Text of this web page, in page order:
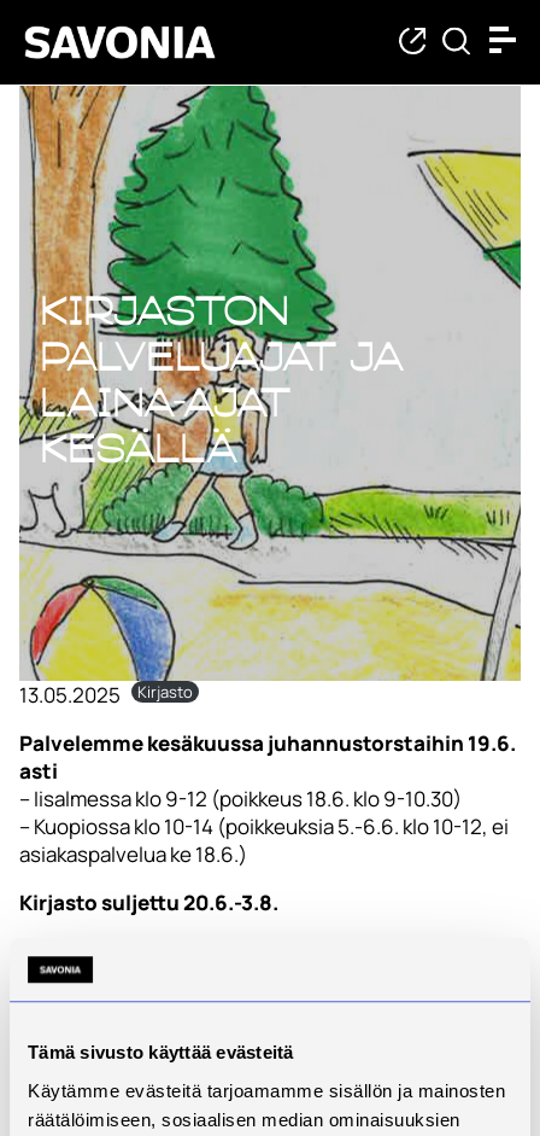
Tämä sivusto käyttää evästeitä
Käytämme evästeitä tarjoamamme sisällön ja mainosten
räätälöimiseen, sosiaalisen median ominaisuuksien
Kirjaston
palveluajat ja
laina-ajat
kesällä
13.05.2025 Kirjasto
Palvelemme kesäkuussa juhannustorstaihin 19.6.
asti
– Iisalmessa klo 9-12 (poikkeus 18.6. klo 9-10.30)
– Kuopiossa klo 10-14 (poikkeuksia 5.-6.6. klo 10-12, ei
asiakaspalvelua ke 18.6.)
Kirjasto suljettu 20.6.-3.8.
Elokuussa palvelemme ma 4.8. alkaen
– Iisalmessa klo 9-12 (ei palvelua 13.8.)
– Kuopiossa klo 10-14
Varkaudessa palvelemme torstaisin 28.8. alkaen klo
10-14.